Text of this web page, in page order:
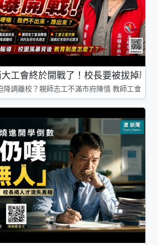
工會終於開戰了！校長要被拔掉親
降調離校？親師志工不滿市府陳情 教師工會槓